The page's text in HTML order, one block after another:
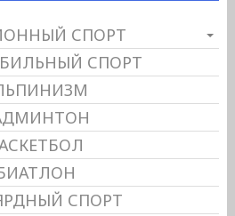
СПОРТ
СПОРТ
СПОРТ